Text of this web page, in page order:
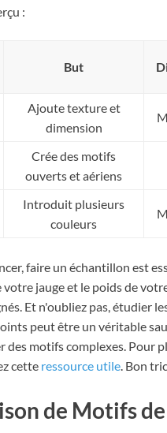
:
But
Ajoute texture et
dimension
Crée des motifs
ouverts et aériens
Introduit plusieurs
couleurs
faire un échantillon est
jauge et le poids de
Et n'oubliez pas, étudier
peut être un véritable
des motifs complexes. Pour
cette ressource utile. Bon
de Motifs de